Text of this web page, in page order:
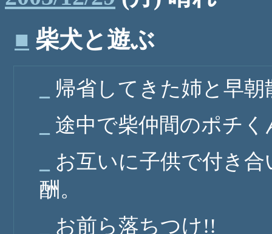
■ 柴犬と遊ぶ
帰省してきた姉と早朝
途中で柴仲間のポチく
お互いに子供で付き
酬。
お前ら落ちつけ!!